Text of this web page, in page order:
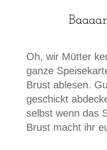
Oh, wir Mütter
ganze
Brust ablesen.
geschickt
selbst wenn das
Brust macht ihr